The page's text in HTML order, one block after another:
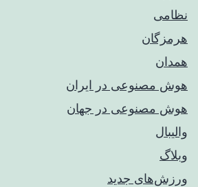
نظامی
هرمزگان
همدان
هوش مصنوعی در ایران
هوش مصنوعی در جهان
والیبال
وبلاگ
ورزش‌های جدید